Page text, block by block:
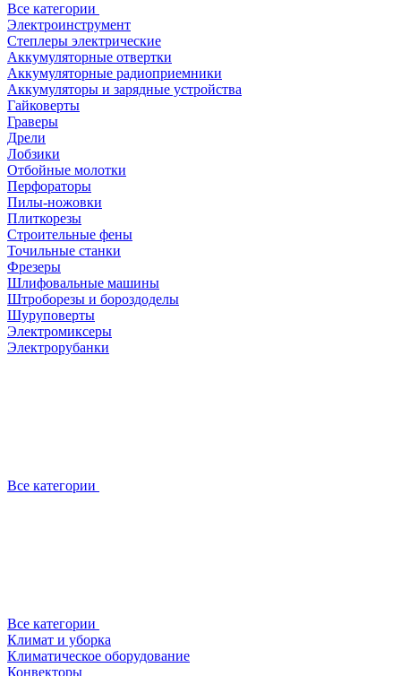
Все категории
Электроинструмент
Степлеры электрические
Аккумуляторные отвертки
Аккумуляторные радиоприемники
Аккумуляторы и зарядные устройства
Гайковерты
Граверы
Дрели
Лобзики
Отбойные молотки
Перфораторы
Пилы-ножовки
Плиткорезы
Строительные фены
Точильные станки
Фрезеры
Шлифовальные машины
Штроборезы и бороздоделы
Шуруповерты
Электромиксеры
Электрорубанки
Все категории
Все категории
Климат и уборка
Климатическое оборудование
Конвекторы